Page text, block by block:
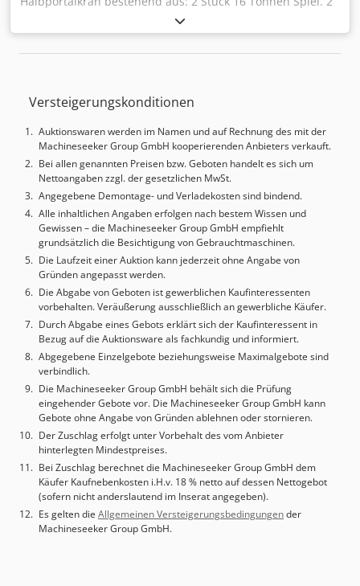
Stützbeine. Folgendes Zubehör ist im Lieferumfang
enthalten: 1 Fernbedienung mit Ladegerät. 2 Stück
Gewichtsanzeige. Max. Hubhöhe: 12,4 Meter.
80x60. Funktional. In Betrieb bis KW 12 2021. Demontierte
eingehalten. Folgendes Zubehör ist im Lieferumfang
enthalten: Kranmappe mit Originaldokumenten,
Serviceberichte, Übersicht über die laufende Wartung.
Folgendes Zubehör ist nicht im Lieferumfang enthalten:
Kronenschienen + Stromschienen. Stammdaten Modell
und Typ 2x16 T MAX 22 T Fahrgestellnummer unbekannt
Credohk I H Dopfx Afisf Geschätztes Jahr 2015 Max.
Belastung KG 2x16 T MAX 22 T Gewicht KG 20.640 exkl.
MwSt. Portalben Transport kann organisiert werden. Rufen
Sie an oder schreiben Sie zur Ansicht. Verkauft an Kunde,
Standort: DK-7600 Struer.
Versteigerungskonditionen
Auktionswaren werden im Namen und auf Rechnung des mit der
Machineseeker Group GmbH kooperierenden Anbieters verkauft.
Bei allen genannten Preisen bzw. Geboten handelt es sich um
Nettoangaben zzgl. der gesetzlichen MwSt.
Angegebene Demontage- und Verladekosten sind bindend.
Alle inhaltlichen Angaben erfolgen nach bestem Wissen und
Gewissen – die Machineseeker Group GmbH empfiehlt
grundsätzlich die Besichtigung von Gebrauchtmaschinen.
Die Laufzeit einer Auktion kann jederzeit ohne Angabe von
Gründen angepasst werden.
Die Abgabe von Geboten ist gewerblichen Kaufinteressenten
vorbehalten. Veräußerung ausschließlich an gewerbliche Käufer.
Durch Abgabe eines Gebots erklärt sich der Kaufinteressent in
Bezug auf die Auktionsware als fachkundig und informiert.
Abgegebene Einzelgebote beziehungsweise Maximalgebote sind
verbindlich.
Die Machineseeker Group GmbH behält sich die Prüfung
eingehender Gebote vor. Die Machineseeker Group GmbH kann
Gebote ohne Angabe von Gründen ablehnen oder stornieren.
Der Zuschlag erfolgt unter Vorbehalt des vom Anbieter
hinterlegten Mindestpreises.
Bei Zuschlag berechnet die Machineseeker Group GmbH dem
Käufer Kaufnebenkosten i.H.v. 18 % netto auf dessen Nettogebot
(sofern nicht anderslautend im Inserat angegeben).
Es gelten die Allgemeinen Versteigerungsbedingungender
Machineseeker Group GmbH.